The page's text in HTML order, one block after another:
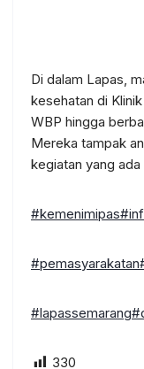
Di dalam Lapas,
kesehatan di
WBP hingga
Mereka tampak
kegiatan yang ada
#kemenimipas
#pemasyarakatan
#lapassemarang
330